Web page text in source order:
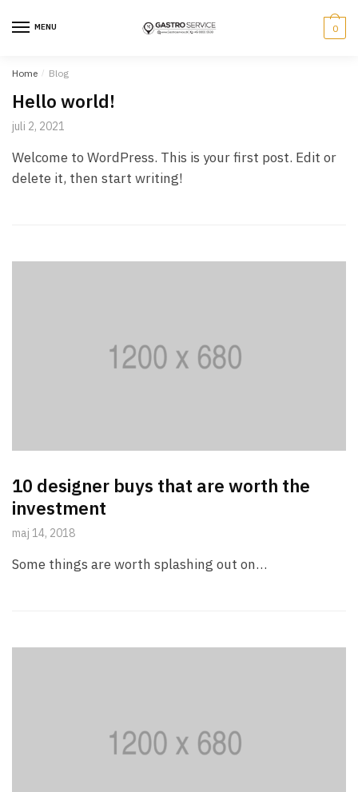
MENU 0
Home / Blog
Hello world!
juli 2, 2021
Welcome to WordPress. This is your first post. Edit or
delete it, then start writing!
10 designer buys that are worth the
investment
maj 14, 2018
Some things are worth splashing out on…